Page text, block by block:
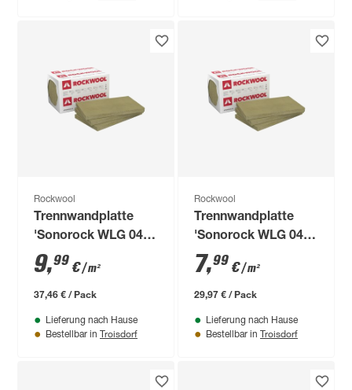
Rockwool
Trennwandplatte
'Sonorock WLG 040'
100 x 62,5 x 10 cm, 6
Stück
9,99 €/ m²
37,46 € / Pack
Lieferung nach Hause
Bestellbar in Troisdorf
Rockwool
Trennwandplatte
'Sonorock WLG 040'
100 x 62,5 x 8 cm, 6
Stück
7,99 €/ m²
29,97 € / Pack
Lieferung nach Hause
Bestellbar in Troisdorf